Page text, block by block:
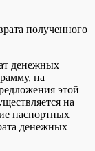
полученного
денежных
на
этой
на
паспортных
денежных